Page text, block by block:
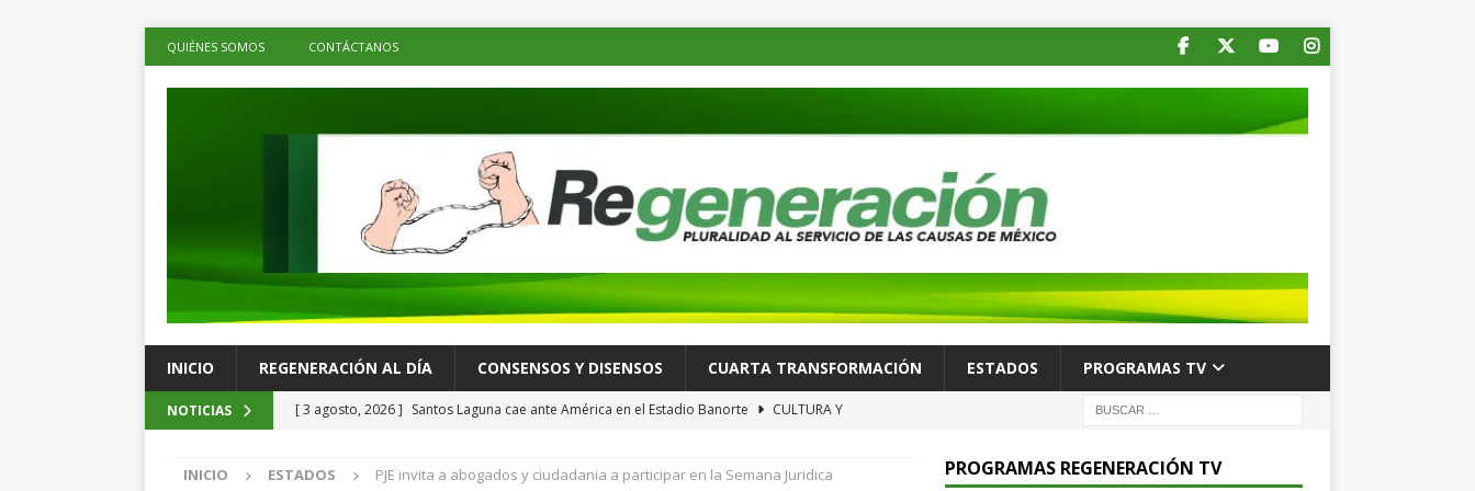
QUIÉNES SOMOS CONTÁCTANOS
INICIO REGENERACIÓN AL DÍA CONSENSOS Y DISENSOS CUARTA TRANSFORMACIÓN ESTADOS PROGRAMAS TV
NOTICIAS [ 3 agosto, 2026 ] Santos Laguna cae ante América en el Estadio Banorte
CULTURA Y
[ 3 agosto, 2026 ] Cuba registra nuevo apagón nacional; es el sexto colapso eléctrico del año
INICIO ESTADOS PJE invita a abogados y ciudadania a participar en la Semana Juridica PROGRAMAS REGENERACIÓN TV